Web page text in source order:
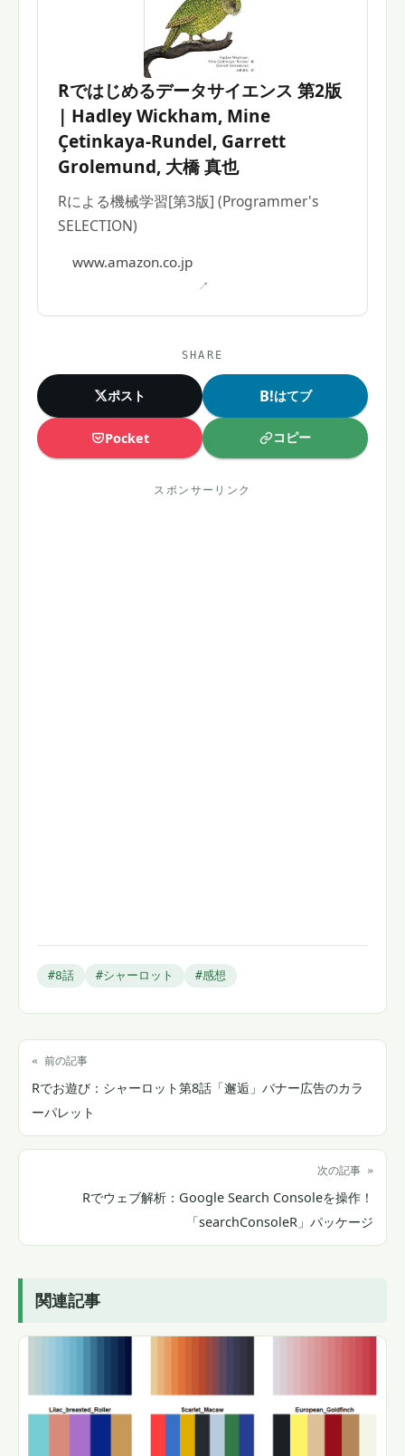
Rではじめるデータサイエンス 第2版
| Hadley Wickham, Mine
Çetinkaya-Rundel, Garrett
Grolemund, 大橋 真也
Rによる機械学習[第3版] (Programmer's
SELECTION)
www.amazon.co.jp
SHARE
ポスト B!はてブ
Pocket コピー
スポンサーリンク
#8話 #シャーロット #感想
« 前の記事
Rでお遊び：シャーロット第8話「邂逅」バナー広告のカラ
ーパレット
次の記事 »
Rでウェブ解析：Google Search Consoleを操作！
「searchConsoleR」パッケージ
関連記事